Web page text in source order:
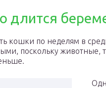
длится
кошки по неделям в
поскольку